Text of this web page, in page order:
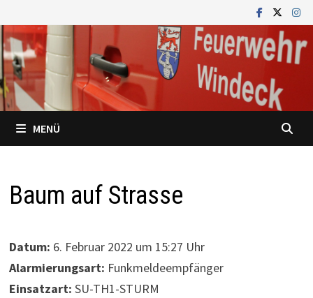
Inhalt
springen
MENÜ
Baum auf Strasse
Datum: 6. Februar 2022 um 15:27 Uhr
Alarmierungsart: Funkmeldeempfänger
Einsatzart: SU-TH1-STURM